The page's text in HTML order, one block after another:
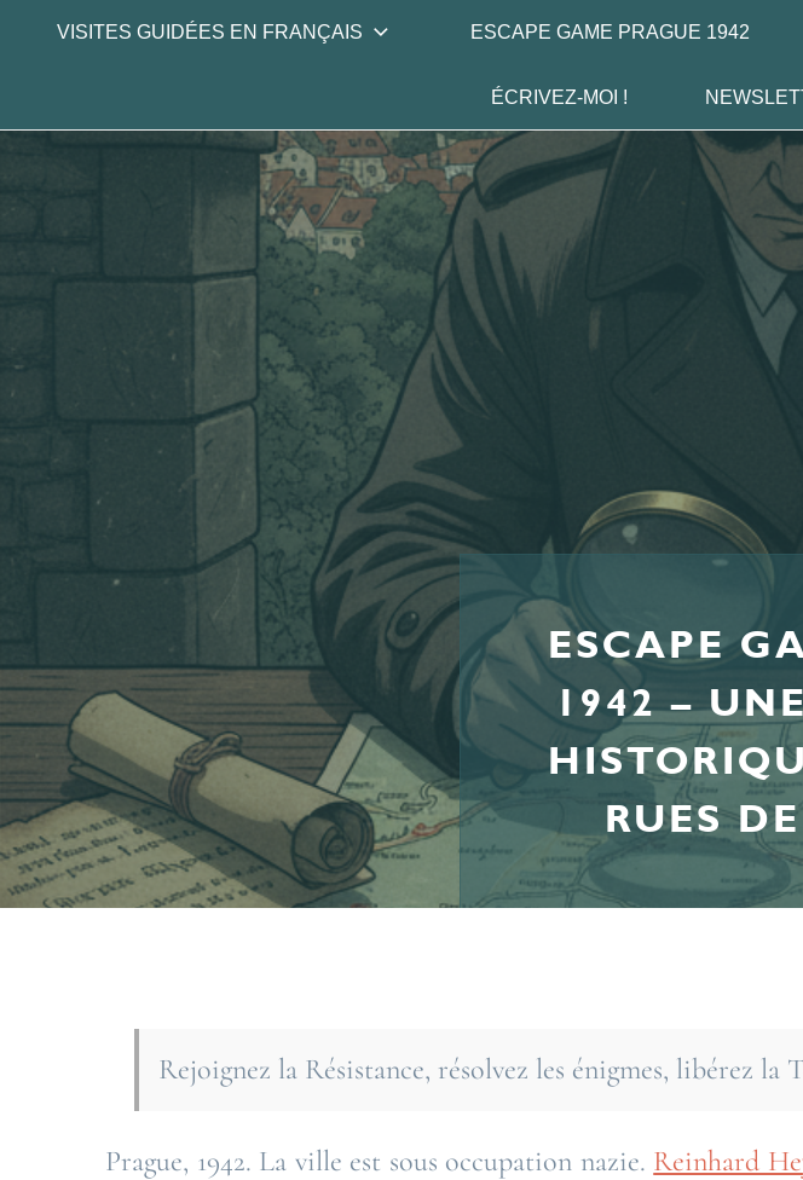
VISITES GUIDÉES EN FRANÇAIS ESCAPE GAME PRAGUE 1942
ÉCRIVEZ-MOI !
ESCAPE
1942 –
RUES
Rejoignez la Résistance, résolvez les énigmes, libérez la
Prague, 1942. La ville est sous occupation nazie. Reinhard